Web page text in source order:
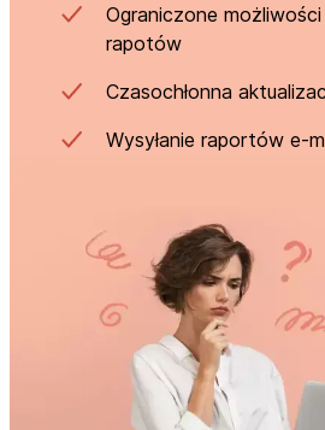
Ograniczone
rapotów
Czasochłonna
Wysyłanie raportów e-